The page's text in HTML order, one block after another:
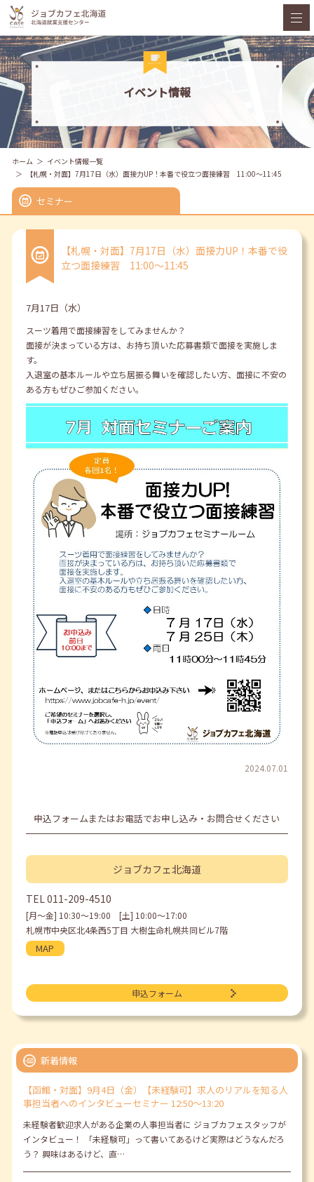
イベント情報
ホーム
イベント情報一覧
【札幌・対面】7月17日（水）面接力UP！本番で役立つ面接練習 11:00～11:45
セミナー
【札幌・対面】7月17日（水）面接力UP！本番で役
立つ面接練習 11:00～11:45
7月17日（水）
スーツ着用で面接練習をしてみませんか？
面接が決まっている方は、お持ち頂いた応募書類で面接を実施しま
す。
入退室の基本ルールや立ち居振る舞いを確認したい方、面接に不安の
ある方もぜひご参加ください。
2024.07.01
申込フォームまたはお電話でお申し込み・お問合せください
ジョブカフェ北海道
TEL011-209-4510
[月〜金] 10:30〜19:00 [土] 10:00〜17:00
札幌市中央区北4条西5丁目 大樹生命札幌共同ビル7階
MAP
申込フォーム
新着情報
【函館・対面】9月4日（金）【未経験可】求人のリアルを知る人
事担当者へのインタビューセミナー 12:50～13:20
未経験者歓迎求人がある企業の人事担当者に ジョブカフェスタッフが
インタビュー！ 「未経験可」って書いてあるけど実際はどうなんだろ
う？ 興味はあるけど、直…